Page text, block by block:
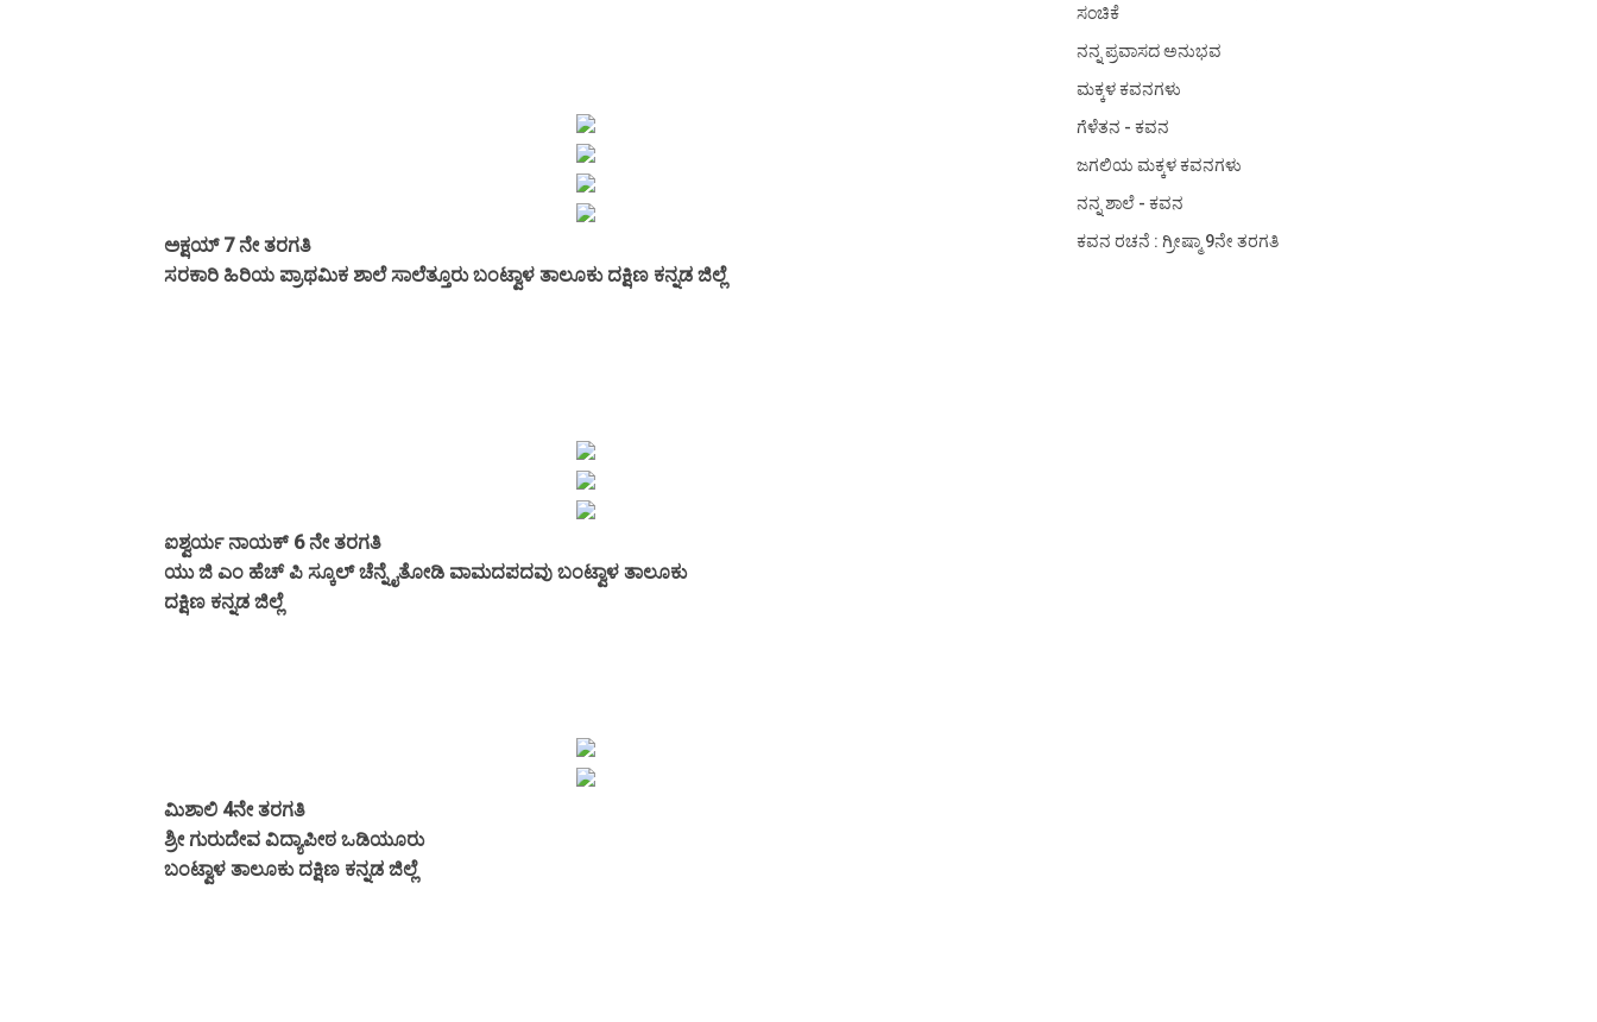
ಅಕ್ಷಯ್ 7 ನೇ ತರಗತಿ
ಸರಕಾರಿ ಹಿರಿಯ ಪ್ರಾಥಮಿಕ ಶಾಲೆ ಸಾಲೆತ್ತೂರು ಬಂಟ್ವಾಳ ತಾಲೂಕು ದಕ್ಷಿಣ ಕನ್ನಡ ಜಿಲ್ಲೆ
ಐಶ್ವರ್ಯ ನಾಯಕ್ 6 ನೇ ತರಗತಿ
ಯು ಜಿ ಎಂ ಹೆಚ್ ಪಿ ಸ್ಕೂಲ್ ಚೆನ್ನೈತೋಡಿ ವಾಮದಪದವು ಬಂಟ್ವಾಳ ತಾಲೂಕು
ದಕ್ಷಿಣ ಕನ್ನಡ ಜಿಲ್ಲೆ
ಮಿಶಾಲಿ 4ನೇ ತರಗತಿ
ಶ್ರೀ ಗುರುದೇವ ವಿದ್ಯಾಪೀಠ ಒಡಿಯೂರು
ಬಂಟ್ವಾಳ ತಾಲೂಕು ದಕ್ಷಿಣ ಕನ್ನಡ ಜಿಲ್ಲೆ
ಸಂಚಿಕೆ
ನನ್ನ ಪ್ರವಾಸದ ಅನುಭವ
ಮಕ್ಕಳ ಕವನಗಳು
ಗೆಳೆತನ - ಕವನ
ಜಗಲಿಯ ಮಕ್ಕಳ ಕವನಗಳು
ನನ್ನ ಶಾಲೆ - ಕವನ
ಕವನ ರಚನೆ : ಗ್ರೀಷ್ಮಾ 9ನೇ ತರಗತಿ